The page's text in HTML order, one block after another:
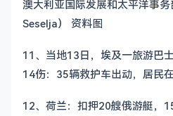
澳大利亚国际发展和太平洋事
Seselja） 资料图
11、当地13日，埃及一旅游巴
14伤：35辆救护车出动，居民在
12、荷兰：扣押20艘俄游艇，